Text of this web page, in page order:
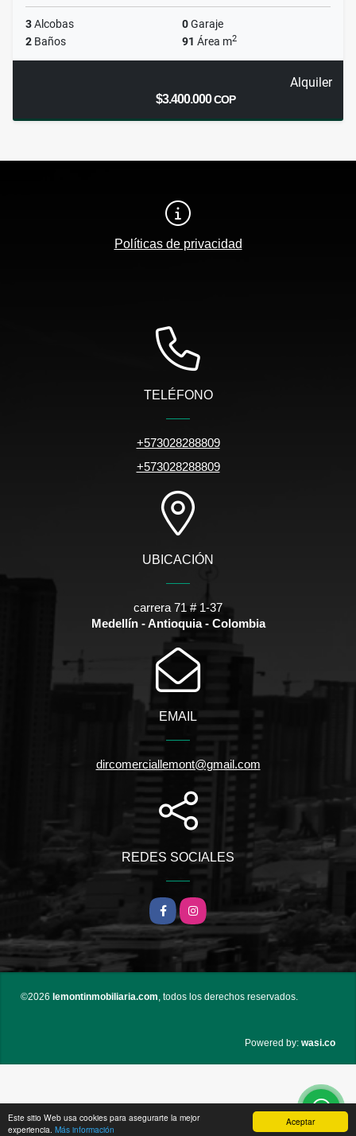
Aceptar
Este sitio Web usa cookies para asegurarte la mejor
experiencia. Más información
3Alcobas 0Garaje
2 Baños 91 Área m2
Alquiler
$3.400.000COP
Políticas de privacidad
TELÉFONO
+573028288809
+573028288809
UBICACIÓN
carrera 71 # 1-37
Medellín - Antioquia - Colombia
EMAIL
dircomerciallemont@gmail.com
REDES SOCIALES
Facebook
Instagram
©2026 lemontinmobiliaria.com, todos los derechos reservados.
Powered by: wasi.co